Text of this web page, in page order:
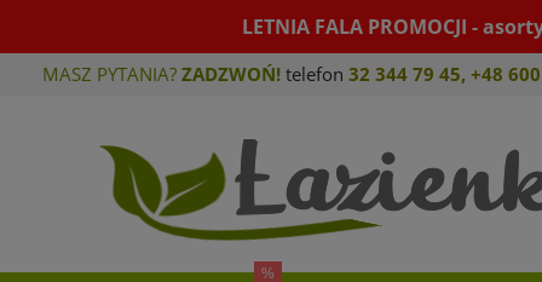
LETNIA FALA PROMOCJI -
MASZ PYTANIA? ZADZWOŃ! telefon 32 344 79 45, +48